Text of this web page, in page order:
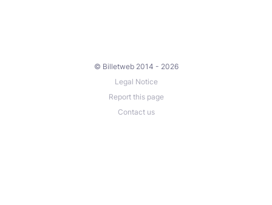
© Billetweb 2014 - 2026
Legal Notice
Report this page
Contact us